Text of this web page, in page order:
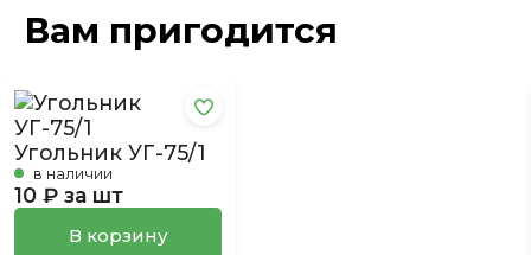
Вам пригодится
Угольник УГ-75/1
в наличии
10 ₽ за шт
В корзину